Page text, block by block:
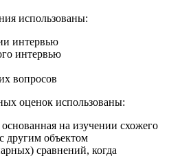
использованы:
интервью
интервью
вопросов
оценок использованы:
на изучении схожего
другим объектом
сравнений, когда